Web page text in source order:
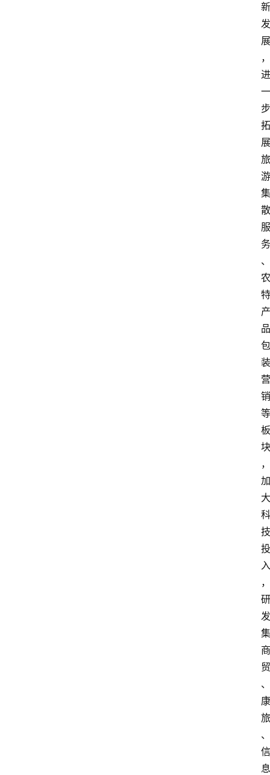
新
发
展
，
进
一
步
拓
展
旅
游
集
散
服
务
、
农
特
产
品
包
装
营
销
等
板
块
，
加
大
科
技
投
入
，
研
发
集
商
贸
、
康
旅
、
信
息